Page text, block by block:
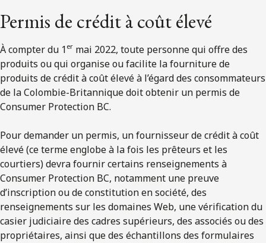
Permis de crédit à coût élevé
À compter du 1 er mai 2022, toute personne qui offre des
produits ou qui organise ou facilite la fourniture de
produits de crédit à coût élevé à l’égard des consommateurs
de la Colombie-Britannique doit obtenir un permis de
Consumer Protection BC.
Pour demander un permis, un fournisseur de crédit à coût
élevé (ce terme englobe à la fois les prêteurs et les
courtiers) devra fournir certains renseignements à
Consumer Protection BC, notamment une preuve
d’inscription ou de constitution en société, des
renseignements sur les domaines Web, une vérification du
casier judiciaire des cadres supérieurs, des associés ou des
propriétaires, ainsi que des échantillons des formulaires